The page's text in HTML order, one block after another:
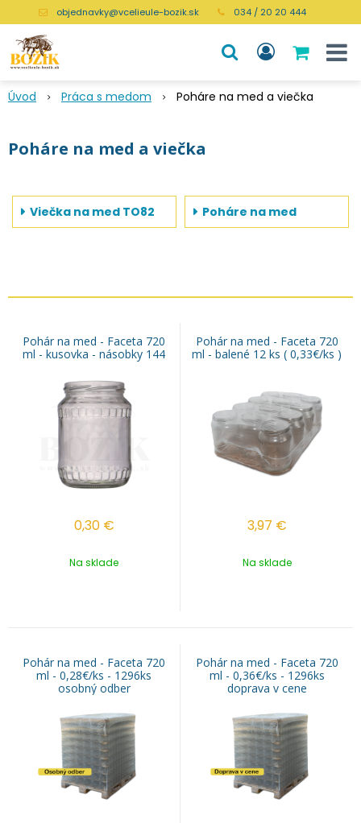
objednavky@vcelieule-bozik.sk 034 / 20 20 444
Úvod Práca s medom Poháre na med a viečka
Poháre na med a viečka
Viečka na med TO82 Poháre na med
Pohár na med - Faceta 720
ml - kusovka - násobky 144
0,30 €
Na sklade
Pohár na med - Faceta 720
ml - balené 12 ks ( 0,33€/ks )
3,97 €
Na sklade
Pohár na med - Faceta 720
ml - 0,28€/ks - 1296ks
osobný odber
Pohár na med - Faceta 720
ml - 0,36€/ks - 1296ks
doprava v cene